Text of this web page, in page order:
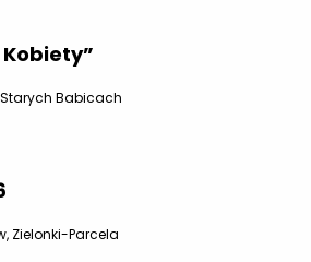
Babicach
Zielonki-Parcela